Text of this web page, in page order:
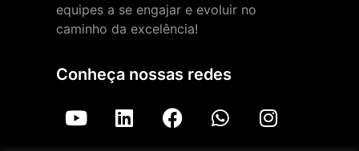
equipes a se engajar e evoluir no
caminho da excelência!
Conheça nossas redes